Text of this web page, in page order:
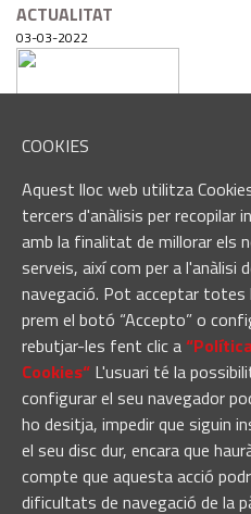
COOKIES
Aquest lloc web utilitza
tercers d'anàlisis per recopilar
amb la finalitat de millorar els
serveis, així com per a l'anàlisi
navegació. Pot acceptar totes
prem el botó “Accepto” o
rebutjar-les fent clic a
Cookies“ L'usuari té la
configurar el seu navegador
ho desitja, impedir que siguin
el seu disc dur, encara que
compte que aquesta acció
dificultats de navegació de la
ACTUALITAT
03-03-2022
Pompeu Fabra, 7-13,
Altres mitjans del grup:
[Web creada per